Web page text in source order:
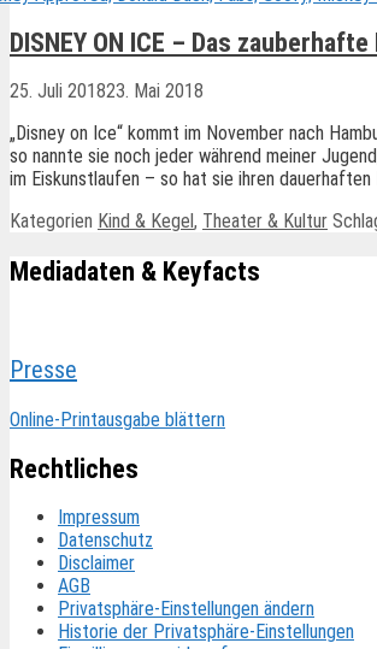
DISNEY ON ICE – Das
25. Juli 201823. Mai 2018
„Disney on Ice“ kommt im November nach
so nannte sie noch jeder während meiner
im Eiskunstlaufen – so hat sie ihren dauerhaften
Kategorien Kind & Kegel, Theater & Kultur
Mediadaten & Keyfacts
Presse
Online-Printausgabe blättern
Rechtliches
Impressum
Datenschutz
Disclaimer
AGB
Privatsphäre-Einstellungen ändern
Historie der Privatsphäre-Einstellungen